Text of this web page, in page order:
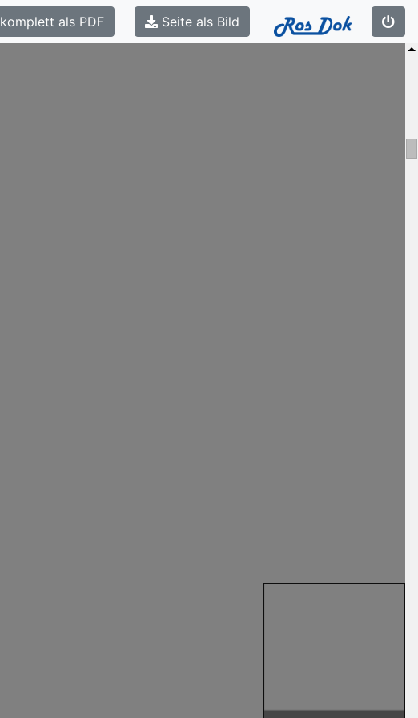
komplett als PDF Seite als Bild